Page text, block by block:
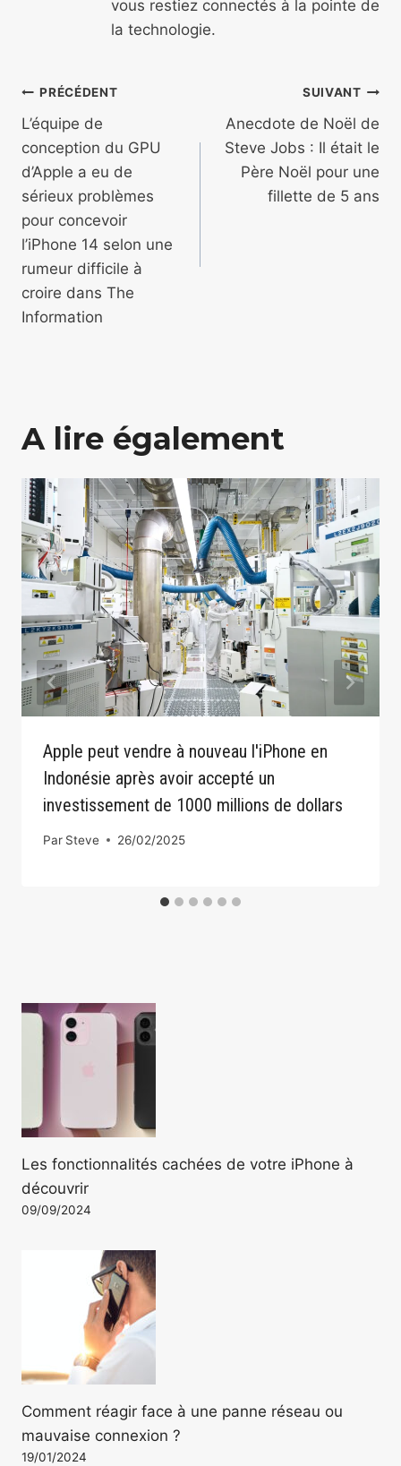
vous restiez connectés à la pointe de
la technologie.
Navigation
de
l’article
PRÉCÉDENT
L’équipe de
conception du GPU
d’Apple a eu de
sérieux problèmes
pour concevoir
l’iPhone 14 selon une
rumeur difficile à
croire dans The
Information
SUIVANT
Anecdote de Noël de
Steve Jobs : Il était le
Père Noël pour une
fillette de 5 ans
A lire également
Apple peut vendre à nouveau l'iPhone en
Indonésie après avoir accepté un
investissement de 1000 millions de dollars
Par Steve 26/02/2025
Les fonctionnalités cachées de votre iPhone à
découvrir
09/09/2024
Comment réagir face à une panne réseau ou
mauvaise connexion ?
19/01/2024